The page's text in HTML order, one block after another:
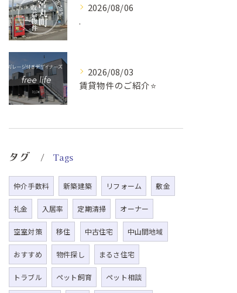
2026/08/06
.
2026/08/03
賃貸物件のご紹介⭐️
タグ Tags
仲介手数料 新築建築 リフォーム 敷金
礼金 入居率 定期清掃 オーナー
空室対策 移住 中古住宅 中山間地域
おすすめ 物件探し まるさ住宅
トラブル ペット飼育 ペット相談